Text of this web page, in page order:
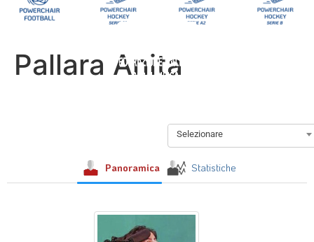
Pallara Anita
Selezionare
Panoramica Statistiche